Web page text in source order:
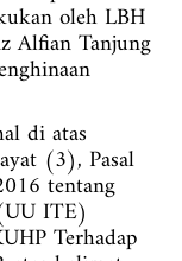
oleh LBH
Alfian Tanjung
di atas
(3), Pasal
tentang
ITE)
Terhadap